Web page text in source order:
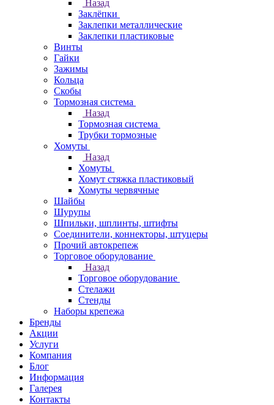
Назад
Заклёпки
Заклепки металлические
Заклепки пластиковые
Винты
Гайки
Зажимы
Кольца
Скобы
Тормозная система
Назад
Тормозная система
Трубки тормозные
Хомуты
Назад
Хомуты
Хомут стяжка пластиковый
Хомуты червячные
Шайбы
Шурупы
Шпильки, шплинты, штифты
Соединители, коннекторы, штуцеры
Прочий автокрепеж
Торговое оборудование
Назад
Торговое оборудование
Стелажи
Стенды
Наборы крепежа
Бренды
Акции
Услуги
Компания
Блог
Информация
Галерея
Контакты